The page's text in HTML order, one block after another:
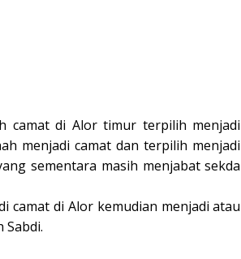
camat di Alor timur terpilih menjadi
menjadi camat dan terpilih menjadi
sementara masih menjabat sekda
camat di Alor kemudian menjadi atau